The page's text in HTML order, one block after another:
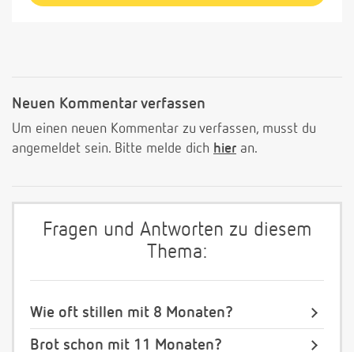
Neuen Kommentar verfassen
Um einen neuen Kommentar zu verfassen, musst du
angemeldet sein. Bitte melde dich hier an.
Fragen und Antworten zu diesem
Thema:
Wie oft stillen mit 8 Monaten?
Brot schon mit 11 Monaten?